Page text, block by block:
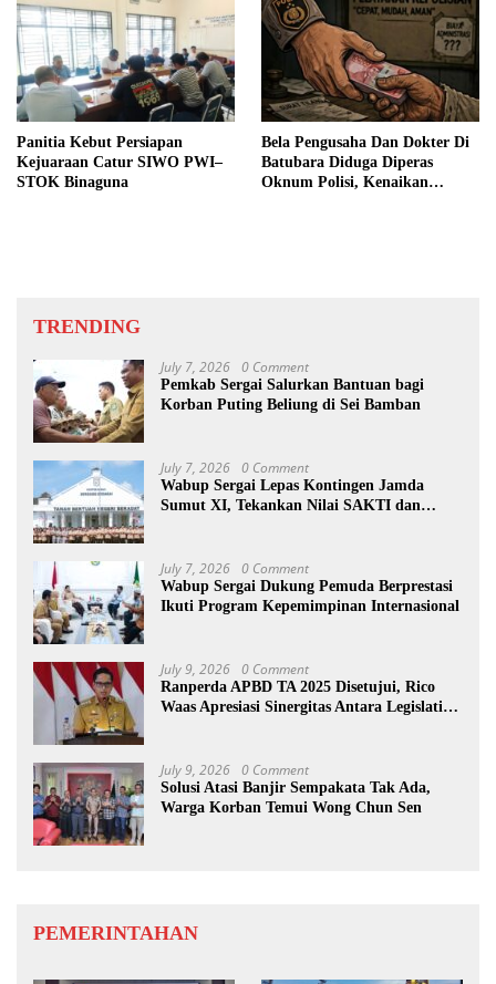
Panitia Kebut Persiapan
Kejuaraan Catur SIWO PWI–
STOK Binaguna
Bela Pengusaha Dan Dokter Di
Batubara Diduga Diperas
Oknum Polisi, Kenaikan
TRENDING
July 7, 2026 0 Comment
Pemkab Sergai Salurkan Bantuan bagi
Korban Puting Beliung di Sei Bamban
July 7, 2026 0 Comment
Wabup Sergai Lepas Kontingen Jamda
Sumut XI, Tekankan Nilai SAKTI dan
July 7, 2026 0 Comment
Wabup Sergai Dukung Pemuda Berprestasi
Ikuti Program Kepemimpinan Internasional
July 9, 2026 0 Comment
Ranperda APBD TA 2025 Disetujui, Rico
Waas Apresiasi Sinergitas Antara Legislatif
July 9, 2026 0 Comment
Solusi Atasi Banjir Sempakata Tak Ada,
Warga Korban Temui Wong Chun Sen
PEMERINTAHAN